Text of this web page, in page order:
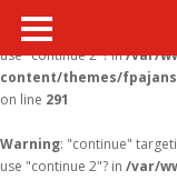
Warning
: "continue"
use "continue 2"? in/var/
content/themes/
on line 291
Warning: "continue"
use "continue 2"? in /var/